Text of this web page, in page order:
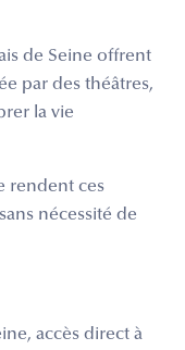
de Seine offrent
par des théâtres,
la vie
rendent ces
nécessité de
accès direct à